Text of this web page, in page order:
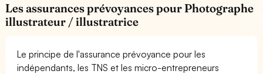
Les assurances prévoyances pour Photographe
illustrateur / illustratrice
Le principe de l'assurance prévoyance pour les
indépendants, les TNS et les micro-entrepreneurs